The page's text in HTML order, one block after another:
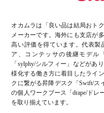
オカムラは「良い品は結局おト
メーカーです。海外にも支店が
高い評価を得ています。代表製
ア、コンテッサの後継モデル
「sylphy/シルフィー」などがあ
様化する働き方に着目したライ
クに繋がる昇降デスク「Swift/ス
の個人ワークブース「drape/ド
を取り揃えています。